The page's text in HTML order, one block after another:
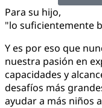
Para su hijo,
"lo suficientemente
Y es por eso que
nuestra pasión en
capacidades y
desafíos más
ayudar a más niños